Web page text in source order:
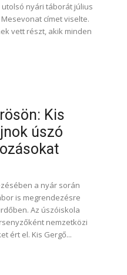
nyári táborát július
címet viselte.
vett részt, akik minden
Kis
úszó
a nyár során
is megrendezésre
Az úszóiskola
nemzetközi
ért el. Kis Gergő...